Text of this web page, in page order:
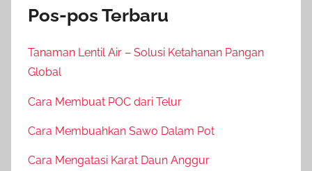
Pos-pos Terbaru
Tanaman Lentil Air – Solusi Ketahanan Pangan
Global
Cara Membuat POC dari Telur
Cara Membuahkan Sawo Dalam Pot
Cara Mengatasi Karat Daun Anggur